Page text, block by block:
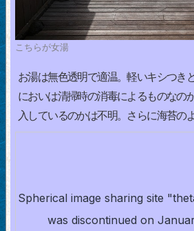
こちらが女湯
お湯は無色透明で適温。軽いキシつき
においは清掃時の消毒によるものなの
入しているのかは不明。さらに海苔の